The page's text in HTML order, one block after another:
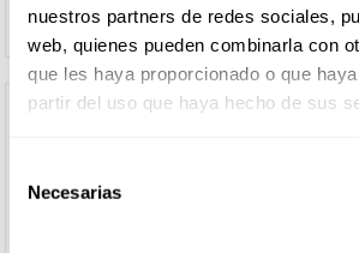
nuestros partners de redes sociales,
web, quienes pueden combinarla con
que les haya proporcionado o que
partir del uso que haya hecho de sus
Necesarias